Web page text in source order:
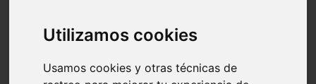
Utilizamos cookies
Usamos cookies y otras técnicas de